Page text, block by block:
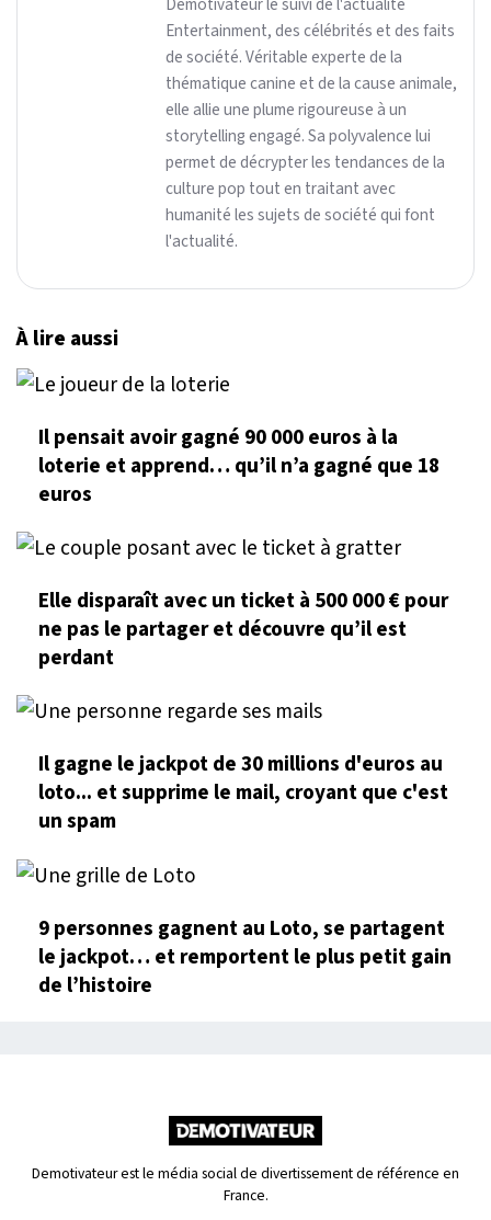
Entertainment, des célébrités et des faits
de société. Véritable experte de la
thématique canine et de la cause animale,
elle allie une plume rigoureuse à un
storytelling engagé. Sa polyvalence lui
permet de décrypter les tendances de la
culture pop tout en traitant avec
humanité les sujets de société qui font
l'actualité.
À lire aussi
Il pensait avoir gagné 90 000 euros à la
loterie et apprend… qu’il n’a gagné que 18
euros
Elle disparaît avec un ticket à 500 000 € pour
ne pas le partager et découvre qu’il est
perdant
Il gagne le jackpot de 30 millions d'euros au
loto... et supprime le mail, croyant que c'est
un spam
9 personnes gagnent au Loto, se partagent
le jackpot… et remportent le plus petit gain
de l’histoire
Demotivateur est le média social de divertissement de référence en
France.